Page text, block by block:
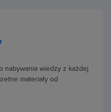
nabywania wiedzy z każdej
materiały od